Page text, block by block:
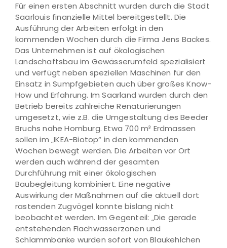
Für einen ersten Abschnitt wurden durch die Stadt
Saarlouis finanzielle Mittel bereitgestellt. Die
Ausführung der Arbeiten erfolgt in den
kommenden Wochen durch die Firma Jens Backes.
Das Unternehmen ist auf ökologischen
Landschaftsbau im Gewässerumfeld spezialisiert
und verfügt neben speziellen Maschinen für den
Einsatz in Sumpfgebieten auch über großes Know-
How und Erfahrung. Im Saarland wurden durch den
Betrieb bereits zahlreiche Renaturierungen
umgesetzt, wie z.B. die Umgestaltung des Beeder
Bruchs nahe Homburg. Etwa 700 m³ Erdmassen
sollen im „IKEA-Biotop“ in den kommenden
Wochen bewegt werden. Die Arbeiten vor Ort
werden auch während der gesamten
Durchführung mit einer ökologischen
Baubegleitung kombiniert. Eine negative
Auswirkung der Maßnahmen auf die aktuell dort
rastenden Zugvögel konnte bislang nicht
beobachtet werden. Im Gegenteil: „Die gerade
entstehenden Flachwasserzonen und
Schlammbänke wurden sofort von Blaukehlchen